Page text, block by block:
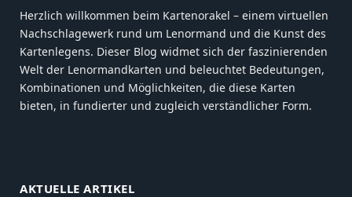
Herzlich willkommen beim Kartenorakel – einem virtuellen
Nachschlagewerk rund um Lenormand und die Kunst des
Kartenlegens. Dieser Blog widmet sich der faszinierenden
Welt der Lenormandkarten und beleuchtet Bedeutungen,
Kombinationen und Möglichkeiten, die diese Karten
bieten, in fundierter und zugleich verständlicher Form.
AKTUELLE ARTIKEL